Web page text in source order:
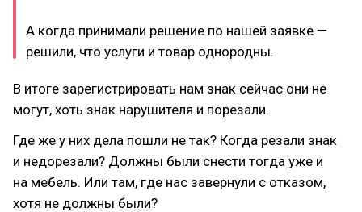
А когда принимали решение по нашей заявке —
решили, что услуги и товар однородны.
В итоге зарегистрировать нам знак сейчас они не
могут, хоть знак нарушителя и порезали.
Где же у них дела пошли не так? Когда резали знак
и недорезали? Должны были снести тогда уже и
на мебель. Или там, где нас завернули с отказом,
хотя не должны были?